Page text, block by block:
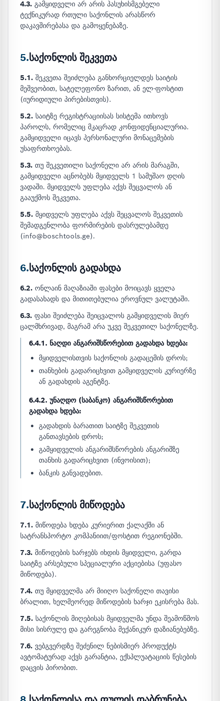
4.3. გამყიდველი არ არის პასუხისმგებელი
ტექნიკურად რთული საქონლის არასწორ
დაკავშირებასა და გამოყენებაზე.
5.საქონლის შეკვეთა
5.1. შეკვეთა შეიძლება განხორციელდეს საიტის
მეშვეობით, სატელეფონო ზარით, ან ელ-ფოსტით
(იურიდიული პირებისთვის).
5.2. საიტზე რეგისტრაციისას სისტემა ითხოვს
პაროლს, რომელიც მკაცრად კონფიდენციალურია.
გამყიდველი იცავს პერსონალური მონაცემების
უსაფრთხოებას.
5.3. თუ შეკვეთილი საქონელი არ არის მარაგში,
გამყიდველი აცნობებს მყიდველს 1 სამუშაო დღის
ვადაში. მყიდველს უფლება აქვს შეცვალოს ან
გააუქმოს შეკვეთა.
5.5. მყიდველს უფლება აქვს შეცვალოს შეკვეთის
შემადგენლობა ფორმირების დასრულებამდე
(info@boschtools.ge).
6.საქონლის გადახდა
6.2. ონლაინ მაღაზიაში ფასები მოიცავს ყველა
გადასახადს და მითითებულია ეროვნულ ვალუტაში.
6.3. ფასი შეიძლება შეიცვალოს გამყიდველის მიერ
ცალმხრივად, მაგრამ არა უკვე შეკვეთილ საქონელზე.
6.4.1. ნაღდი ანგარიშსწორებით გადახდა ხდება:
მყიდველისთვის საქონლის გადაცემის დროს;
თანხების გადარიცხვით გამყიდველის კურიერზე
ან გადახდის აგენტზე.
6.4.2. უნაღდო (საბანკო) ანგარიშსწორებით
გადახდა ხდება:
გადახდის ბარათით საიტზე შეკვეთის
განთავსების დროს;
გამყიდველის ანგარიშსწორების ანგარიშზე
თანხის გადარიცხვით (ინვოისით);
ბანკის განვადებით.
7.საქონლის მიწოდება
7.1. მიწოდება ხდება კურიერით ქალაქში ან
სატრანსპორტო კომპანიით/ფოსტით რეგიონებში.
7.3. მიწოდების ხარჯებს იხდის მყიდველი, გარდა
საიტზე არსებული სპეციალური აქციებისა (უფასო
მიწოდება).
7.4. თუ მყიდველმა არ მიიღო საქონელი თავისი
ბრალით, ხელმეორედ მიწოდების ხარჯი ეკისრება მას.
7.5. საქონლის მიღებისას მყიდველმა უნდა შეამოწმოს
მისი სისრულე და გარეგნობა მექანიკურ დაზიანებებზე.
7.6. ვებგვერდზე შეძენილ ნებისმიერ პროდუქტს
ავტომატურად აქვს გარანტია, ექსპლუატაციის წესების
დაცვის პირობით.